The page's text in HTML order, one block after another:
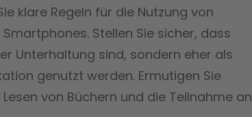
klare Regeln für die Nutzung von
Stellen Sie sicher, dass
Unterhaltung sind, sondern eher als
genutzt werden. Ermutigen Sie
von Büchern und die Teilnahme an